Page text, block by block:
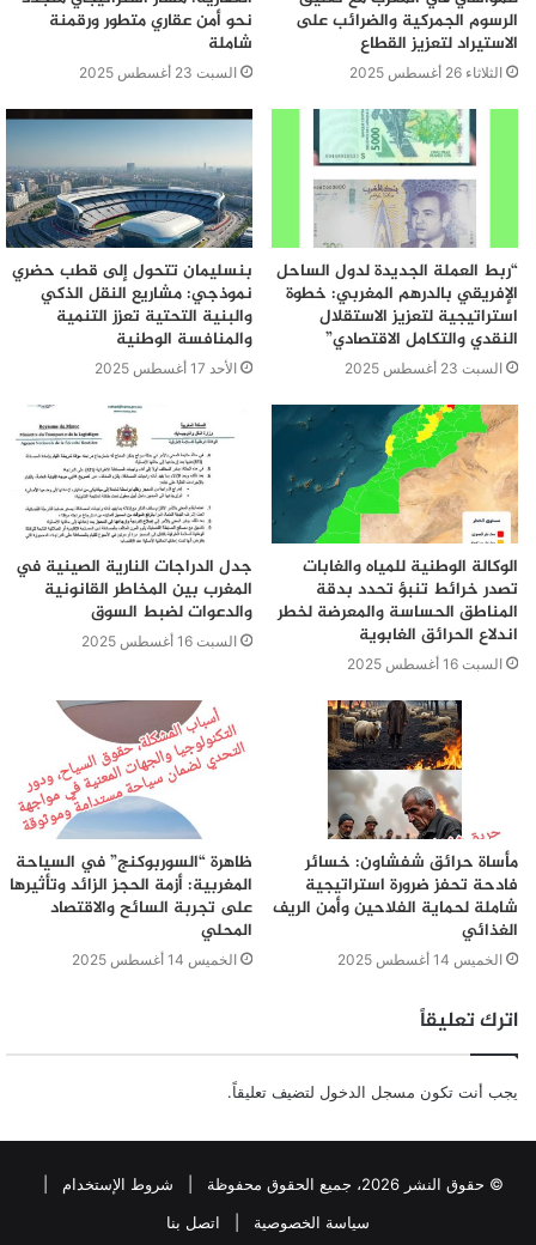
الرسوم الجمركية والضرائب على
الاستيراد لتعزيز القطاع
الثلاثاء 26 أغسطس 2025
نحو أمن عقاري متطور ورقمنة
شاملة
السبت 23 أغسطس 2025
“ربط العملة الجديدة لدول الساحل
الإفريقي بالدرهم المغربي: خطوة
استراتيجية لتعزيز الاستقلال
النقدي والتكامل الاقتصادي”
السبت 23 أغسطس 2025
بنسليمان تتحول إلى قطب حضري
نموذجي: مشاريع النقل الذكي
والبنية التحتية تعزز التنمية
والمنافسة الوطنية
الأحد 17 أغسطس 2025
الوكالة الوطنية للمياه والغابات
تصدر خرائط تنبؤ تحدد بدقة
المناطق الحساسة والمعرضة لخطر
اندلاع الحرائق الغابوية
السبت 16 أغسطس 2025
جدل الدراجات النارية الصينية في
المغرب بين المخاطر القانونية
والدعوات لضبط السوق
السبت 16 أغسطس 2025
مأساة حرائق شفشاون: خسائر
فادحة تحفز ضرورة استراتيجية
شاملة لحماية الفلاحين وأمن الريف
الغذائي
الخميس 14 أغسطس 2025
ظاهرة “السوربوكنج” في السياحة
المغربية: أزمة الحجز الزائد وتأثيرها
على تجربة السائح والاقتصاد
المحلي
الخميس 14 أغسطس 2025
اترك تعليقاً
يجب أنت تكون مسجل الدخول لتضيف تعليقاً.
© حقوق النشر 2026، جميع الحقوق محفوظة | شروط الإستخدام
سياسة الخصوصية
اتصل بنا